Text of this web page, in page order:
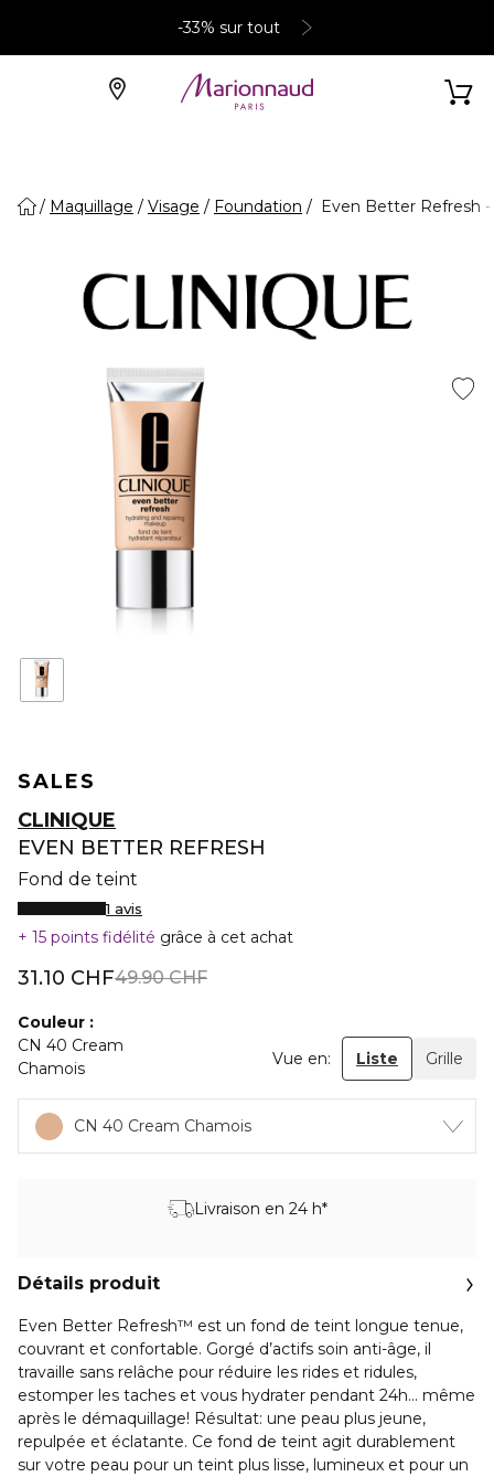
-33% sur tout
Maquillage Visage Foundation Even Better Refresh
SALES
CLINIQUE
EVEN BETTER REFRESH
Fond de teint
1 avis
15 points fidélité grâce à cet achat
31.10 CHF49.90 CHF
Couleur
CN 40 Cream
Chamois
Vue en: Liste Grille
CN 40 Cream Chamois
Livraison en 24 h*
Détails produit
Even Better Refresh™ est un fond de teint longue tenue,
couvrant et confortable. Gorgé d’actifs soin anti-âge, il
travaille sans relâche pour réduire les rides et ridules,
estomper les taches et vous hydrater pendant 24h… même
après le démaquillage! Résultat: une peau plus jeune,
repulpée et éclatante. Ce fond de teint agit durablement
sur votre peau pour un teint plus lisse, lumineux et pour un